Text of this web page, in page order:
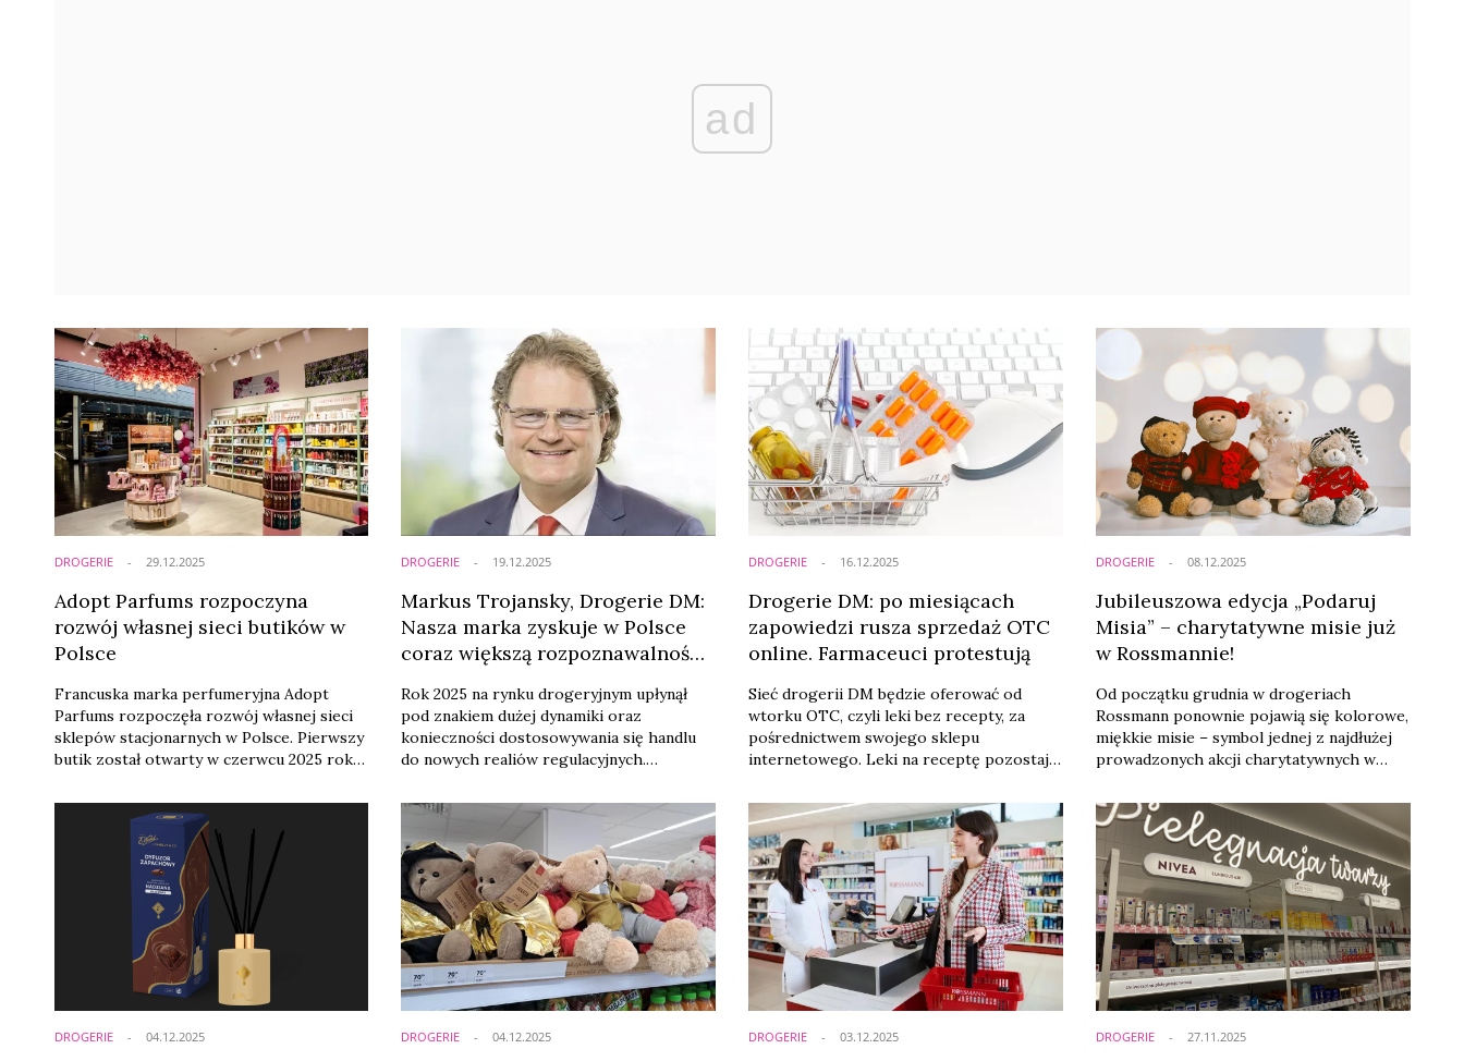
ad
DROGERIE
Adopt Parfums rozpoczyna
rozwój własnej sieci butików w
Polsce
Francuska marka perfumeryjna Adopt
Parfums rozpoczęła rozwój własnej sieci
sklepów stacjonarnych w Polsce. Pierwszy
butik został otwarty w czerwcu 2025 roku
Poznaniu. Drugi salon uruchomiono 17
grudnia 2025 roku w łódzkiej Manufaktura,
jednym z największych i najczęściej
odwiedzanych obiektów handlowych w
29.12.2025 DROGERIE
Markus Trojansky, Drogerie DM:
Nasza marka zyskuje w Polsce
coraz większą rozpoznawalność
Rok 2025 na rynku drogeryjnym upłynął
pod znakiem dużej dynamiki oraz
konieczności dostosowywania się handlu
do nowych realiów regulacyjnych.
kaucyjny oraz szeroko rozumiane zmiany
w obszarze legislacji, dotyczącej
opakowań. Mimo wyzwań, chcemy dawać
naszym klientom poczucie bezpieczeństwa
i pewność, że koszyk zakupowy w naszej
drogerii okaże się korzystniejszy niż u
konkurencji – mówi w ...
19.12.2025 DROGERIE
Drogerie DM: po miesiącach
zapowiedzi rusza sprzedaż OTC
online. Farmaceuci protestują
Sieć drogerii DM będzie oferować od
wtorku OTC, czyli leki bez recepty, za
pośrednictwem swojego sklepu
internetowego. Leki na receptę pozostają
farmaceutów przestrzega przed
niebezpiecznymi pomyłkami, jakie mogą
popełnić klienci.
16.12.2025 DROGERIE
Jubileuszowa edycja „Podaruj
Misia” – charytatywne misie już
w Rossmannie!
Od początku grudnia w drogeriach
Rossmann ponownie pojawią się kolorowe,
miękkie misie – symbol jednej z najdłużej
prowadzonych akcji charytatywnych w
jest szczególna: po raz pierwszy w 20-
letniej historii projektu „Podaruj Misia
temu, kogo kochasz, i pomóż tym, którzy
potrzebują pomocy” to dzieci
zaprojektowały pluszowych bohaterów
akcji. Inicjatywa, organizowana wspólnie z
Fundacją ...
08.12.2025
DROGERIE 04.12.2025 DROGERIE 04.12.2025 DROGERIE 03.12.2025 DROGERIE 27.11.2025